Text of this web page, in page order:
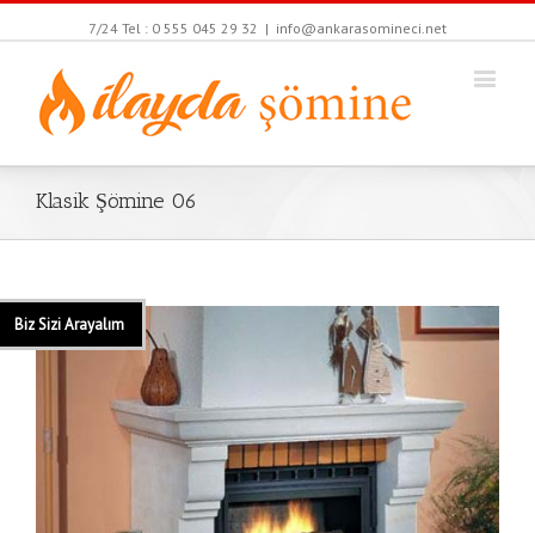
7/24 Tel : 0 555 045 29 32 | info@ankarasomineci.net
Klasik Şömine 06
Biz Sizi Arayalım